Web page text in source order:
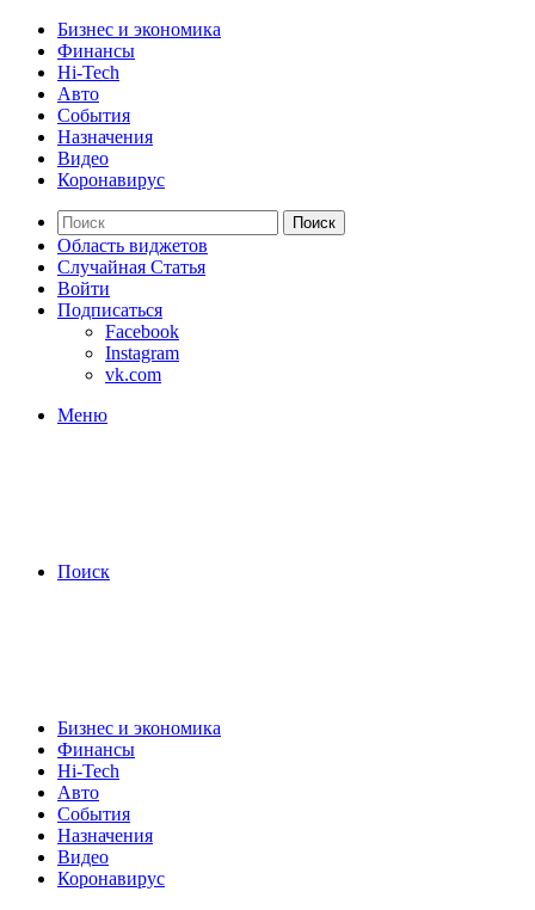
Бизнес и экономика
Финансы
Hi-Tech
Авто
События
Назначения
Видео
Коронавирус
Поиск
Область виджетов
Случайная Статья
Войти
Подписаться
Facebook
Instagram
vk.com
Меню
Поиск
Бизнес и экономика
Финансы
Hi-Tech
Авто
События
Назначения
Видео
Коронавирус